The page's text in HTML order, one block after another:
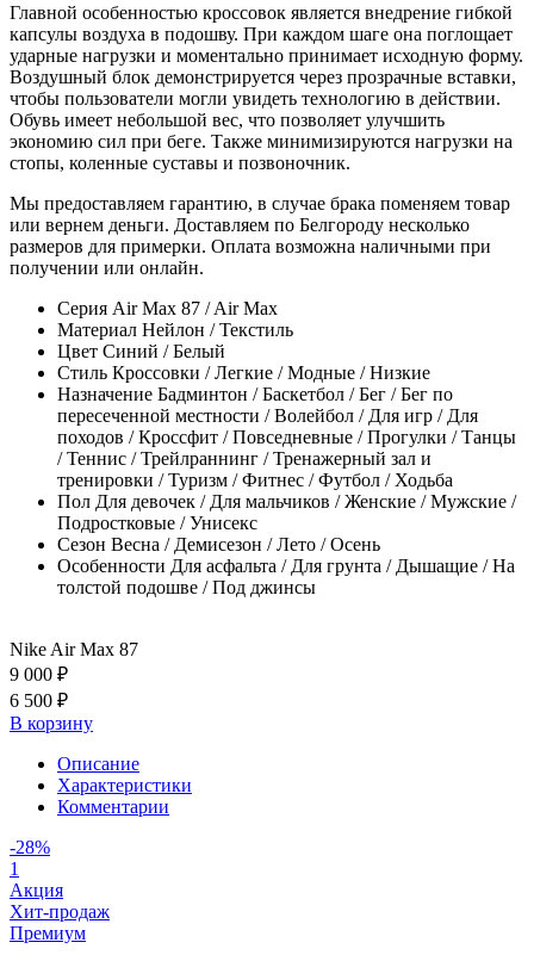
Главной особенностью кроссовок является внедрение гибкой
капсулы воздуха в подошву. При каждом шаге она поглощает
ударные нагрузки и моментально принимает исходную форму.
Воздушный блок демонстрируется через прозрачные вставки,
чтобы пользователи могли увидеть технологию в действии.
Обувь имеет небольшой вес, что позволяет улучшить
экономию сил при беге. Также минимизируются нагрузки на
стопы, коленные суставы и позвоночник.
Мы предоставляем гарантию, в случае брака поменяем товар
или вернем деньги. Доставляем по Белгороду несколько
размеров для примерки. Оплата возможна наличными при
получении или онлайн.
Серия Air Max 87 / Air Max
Материал Нейлон / Текстиль
Цвет Синий / Белый
Стиль Кроссовки / Легкие / Модные / Низкие
Назначение Бадминтон / Баскетбол / Бег / Бег по
пересеченной местности / Волейбол / Для игр / Для
походов / Кроссфит / Повседневные / Прогулки / Танцы
/ Теннис / Трейлраннинг / Тренажерный зал и
тренировки / Туризм / Фитнес / Футбол / Ходьба
Пол Для девочек / Для мальчиков / Женские / Мужские /
Подростковые / Унисекс
Сезон Весна / Демисезон / Лето / Осень
Особенности Для асфальта / Для грунта / Дышащие / На
толстой подошве / Под джинсы
Nike Air Max 87
9 000 ₽
6 500 ₽
В корзину
Описание
Характеристики
Комментарии
-28%
1
Акция
Хит-продаж
Премиум